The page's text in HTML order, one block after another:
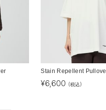
Stain Repellent
¥6,600 (税込)